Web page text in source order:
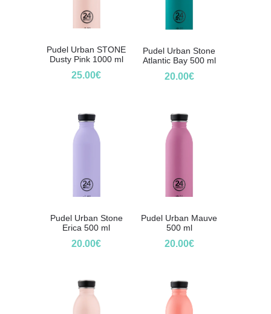
Pudel Urban STONE
Dusty Pink 1000 ml
25.00€
Pudel Urban Stone
Atlantic Bay 500 ml
20.00€
Pudel Urban Stone
Erica 500 ml
20.00€
Pudel Urban Mauve
500 ml
20.00€